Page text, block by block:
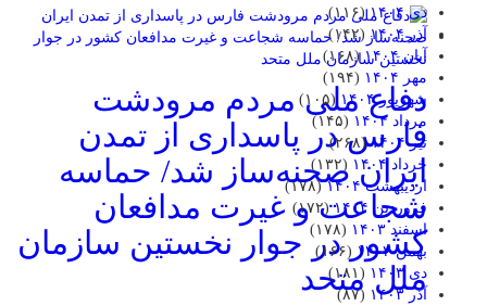
دفاع ملی مردم مرودشت
فارس در پاسداری از تمدن
ایران صحنه‌ساز شد/ حماسه
شجاعت و غیرت مدافعان
کشور در جوار نخستین سازمان
ملل متحد
دی ۱۴۰۴
(۱۱۶)
آذر ۱۴۰۴
(۱۴۲)
آبان ۱۴۰۴
(۱۶۸)
مهر ۱۴۰۴
(۱۹۴)
شهریور ۱۴۰۴
(۱۰۵)
مرداد ۱۴۰۴
(۱۴۵)
تیر ۱۴۰۴
(۲۶۸)
خرداد ۱۴۰۴
(۱۳۲)
اردیبهشت ۱۴۰۴
(۱۷۸)
فروردین ۱۴۰۴
(۱۷۲)
اسفند ۱۴۰۳
(۱۷۸)
بهمن ۱۴۰۳
(۱۶۶)
دی ۱۴۰۳
(۱۸۱)
آذر ۱۴۰۳
(۸۷)